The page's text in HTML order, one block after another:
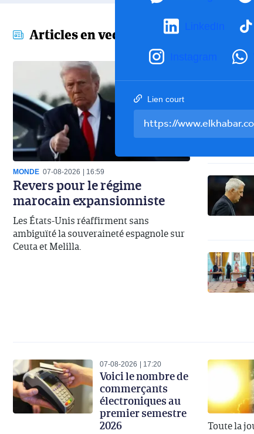
LinkedIn
Instagram
Lien court
Articles en vedette
MONDE 07-08-2026 16:59
Revers pour le régime
marocain expansionniste
Les États-Unis réaffirment sans
ambiguïté la souveraineté espagnole sur
Ceuta et Melilla.
07-08-2026 17:20
Voici le nombre de
commerçants
électroniques au
premier semestre
2026
Toute la